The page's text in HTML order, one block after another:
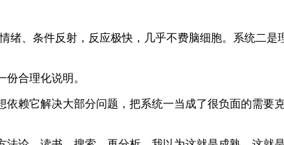
、条件反射，反应极快，几乎不费脑细胞。系统二是
合理化说明。
赖它解决大部分问题，把系统一当成了很负面的需要